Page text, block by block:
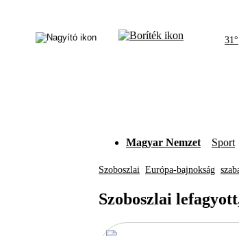
31°
Magyar Nemzet Sport
Szoboszlai Európa-bajnokság
Szoboszlai